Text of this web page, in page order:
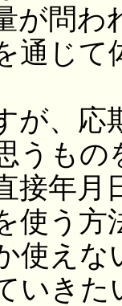
が問
通じ
、応
うも
接年
使う
使え
いきた